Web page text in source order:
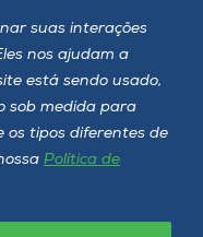
suas interações
nos ajudam a
está sendo usado,
sob medida para
os tipos diferentes de
Política de